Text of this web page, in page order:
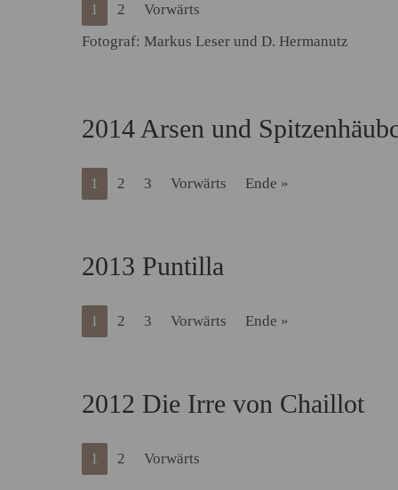
1 2
Vorwärts
Fotograf: Markus Leser und D. Hermanutz
2014 Arsen und
1 2 3 Vorwärts Ende »
2013 Puntilla
1 2 3 Vorwärts Ende »
2012 Die Irre von Chaillot
1 2 Vorwärts